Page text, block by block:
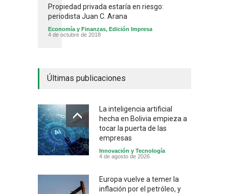
Propiedad privada estaría en riesgo:
periodista Juan C. Arana
Economía y Finanzas, Edición Impresa
4 de octubre de 2018
Últimas publicaciones
La inteligencia artificial
hecha en Bolivia empieza a
tocar la puerta de las
empresas
Innovación y Tecnología
4 de agosto de 2026
Europa vuelve a temer la
inflación por el petróleo, y